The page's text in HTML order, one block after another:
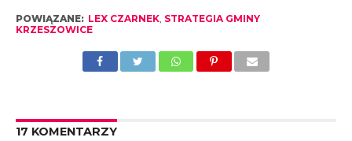
POWIĄZANE: LEX CZARNEK, STRATEGIA GMINY
KRZESZOWICE
17 KOMENTARZY